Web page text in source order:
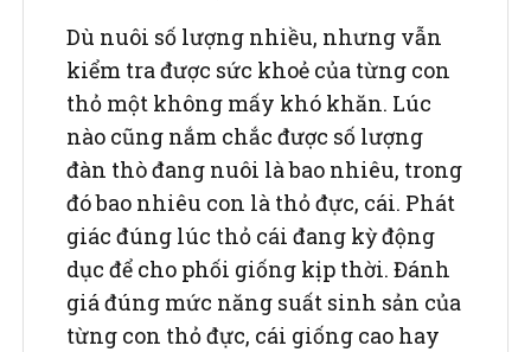
Dù nuôi số lượng nhiều, nhưng vẫn
kiểm tra được sức khoẻ của từng con
thỏ một không mấy khó khăn. Lúc
nào cũng nắm chắc được số lượng
đàn thò đang nuôi là bao nhiêu, trong
đó bao nhiêu con là thỏ đực, cái. Phát
giác đúng lúc thỏ cái đang kỳ động
dục để cho phối giống kịp thời. Đánh
giá đúng mức năng suất sinh sản của
từng con thỏ đực, cái giống cao hay